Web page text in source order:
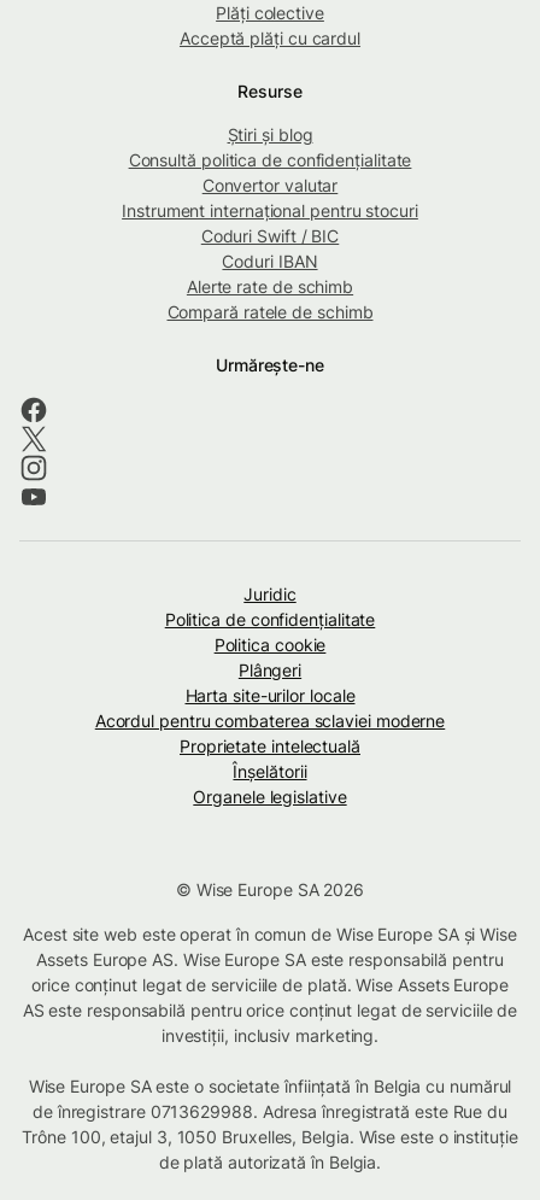
Plăți colective
Acceptă plăți cu cardul
Resurse
Știri și blog
Consultă politica de confidențialitate
Convertor valutar
Instrument internațional pentru stocuri
Coduri Swift / BIC
Coduri IBAN
Alerte rate de schimb
Compară ratele de schimb
Urmărește-ne
Juridic
Politica de confidenţialitate
Politica cookie
Plângeri
Harta site-urilor locale
Acordul pentru combaterea sclaviei moderne
Proprietate intelectuală
Înșelătorii
Organele legislative
© Wise Europe SA 2026
Acest site web este operat în comun de Wise Europe SA și Wise
Assets Europe AS. Wise Europe SA este responsabilă pentru
orice conținut legat de serviciile de plată. Wise Assets Europe
AS este responsabilă pentru orice conținut legat de serviciile de
investiții, inclusiv marketing.
Wise Europe SA este o societate înființată în Belgia cu numărul
de înregistrare 0713629988. Adresa înregistrată este Rue du
Trône 100, etajul 3, 1050 Bruxelles, Belgia. Wise este o instituție
de plată autorizată în Belgia.